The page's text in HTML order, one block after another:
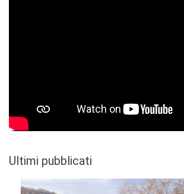
Ultimi pubblicati